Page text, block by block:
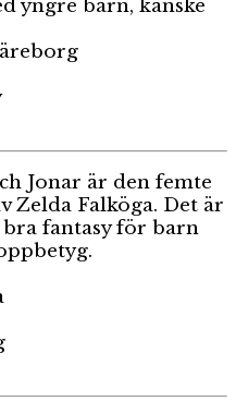
yngre barn, kanske
Jonar är den femte
Zelda Falköga. Det är
fantasy för barn